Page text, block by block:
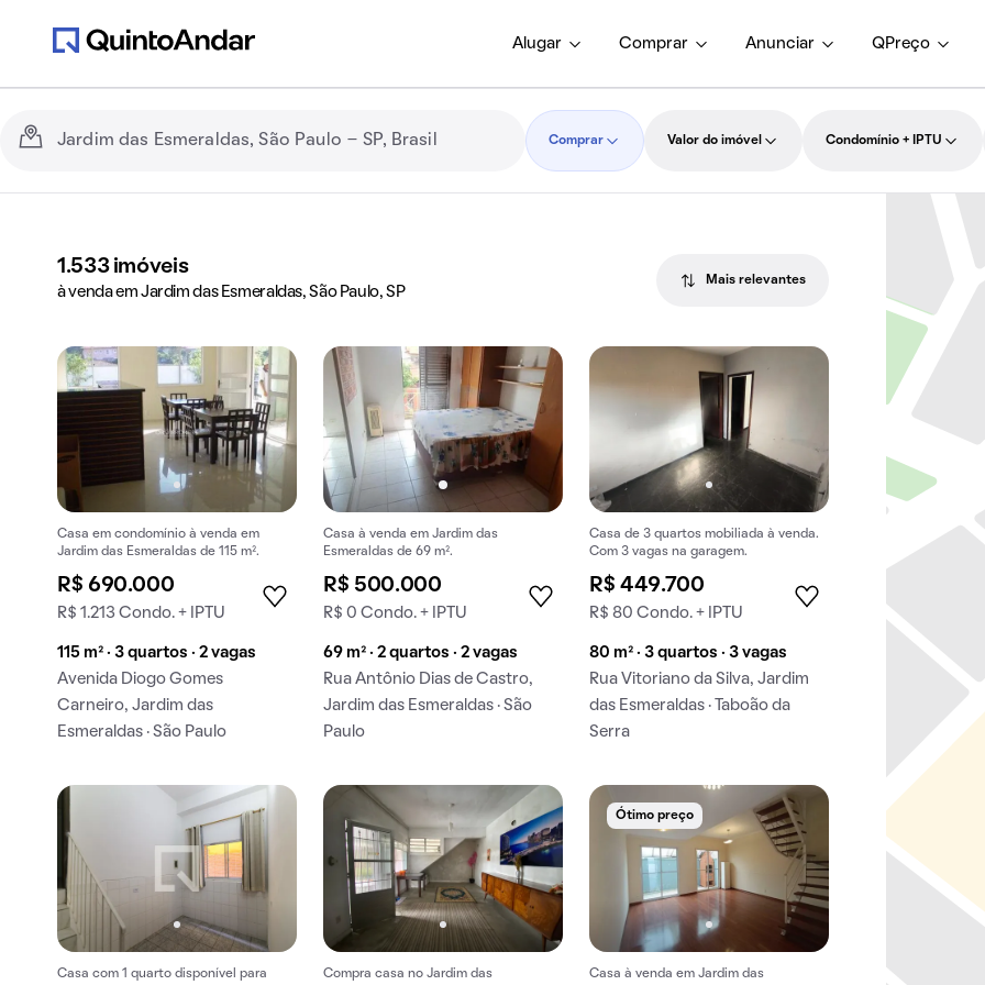
Alugar Comprar Anunciar QPreço
Comprar Valor do imóvel Condomínio + IPTU
1.533 imóveis
à venda em Jardim das Esmeraldas, São Paulo, SP
Mais relevantes
Casa em condomínio à venda em
Jardim das Esmeraldas de 115 m².
R$ 690.000
R$ 1.213 Condo. + IPTU
115 m² · 3 quartos · 2 vagas
Avenida Diogo Gomes
Carneiro, Jardim das
Esmeraldas · São Paulo
Casa à venda em Jardim das
Esmeraldas de 69 m².
R$ 500.000
R$ 0 Condo. + IPTU
69 m² · 2 quartos · 2 vagas
Rua Antônio Dias de Castro,
Jardim das Esmeraldas · São
Paulo
Casa de 3 quartos mobiliada à venda.
Com 3 vagas na garagem.
R$ 449.700
R$ 80 Condo. + IPTU
80 m² · 3 quartos · 3 vagas
Rua Vitoriano da Silva, Jardim
das Esmeraldas · Taboão da
Serra
Casa com 1 quarto disponível para Compra casa no Jardim das
Ótimo preço
Casa à venda em Jardim das